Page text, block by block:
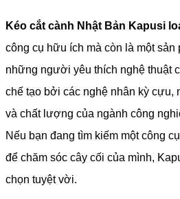
Kéo cắt cành Nhật Bản Kapusi
công cụ hữu ích mà còn là một sản
những người yêu thích nghệ thuật
chế tạo bởi các nghệ nhân kỳ cựu,
và chất lượng của ngành công
Nếu bạn đang tìm kiếm một công
để chăm sóc cây cối của mình,
chọn tuyệt vời.